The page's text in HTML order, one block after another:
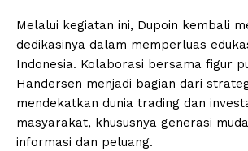
Melalui kegiatan ini, Dupoin kembali
dedikasinya dalam memperluas
Indonesia. Kolaborasi bersama figur
Handersen menjadi bagian dari
mendekatkan dunia trading dan
masyarakat, khususnya generasi
informasi dan peluang.